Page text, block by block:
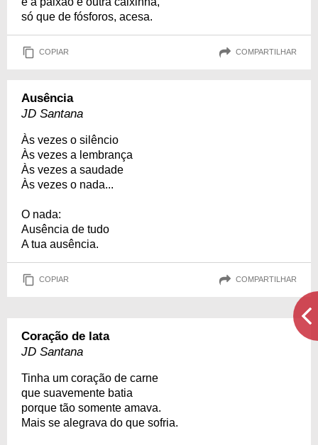
só que de fósforos, acesa.
COPIAR COMPARTILHAR
Ausência
JD Santana
Às vezes o silêncio
Às vezes a lembrança
Às vezes a saudade
Às vezes o nada...
O nada:
Ausência de tudo
A tua ausência.
COPIAR COMPARTILHAR
Coração de lata
JD Santana
Tinha um coração de carne
que suavemente batia
porque tão somente amava.
Mais se alegrava do que sofria.